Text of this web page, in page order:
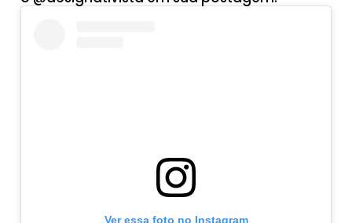
Ver essa foto no Instagram